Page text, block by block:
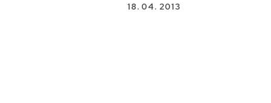
18. 04. 2013